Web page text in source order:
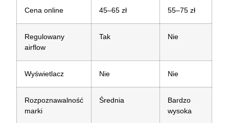
Cena online 45–65 zł 55–75 zł
Regulowany
airflow
Tak Nie
Wyświetlacz Nie Nie
Rozpoznawalność
marki
Średnia
Bardzo
wysoka